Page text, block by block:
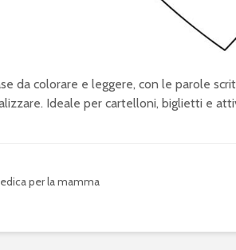
da colorare e leggere, con le parole
Ideale per cartelloni, biglietti e
per la mamma